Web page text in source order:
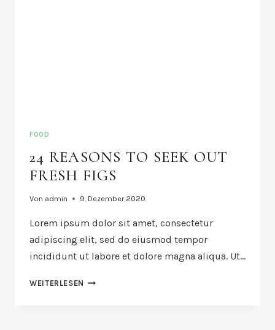
FOOD
24 REASONS TO SEEK OUT
FRESH FIGS
Von admin 9. Dezember 2020
Lorem ipsum dolor sit amet, consectetur
adipiscing elit, sed do eiusmod tempor
incididunt ut labore et dolore magna aliqua. Ut…
WEITERLESEN 24